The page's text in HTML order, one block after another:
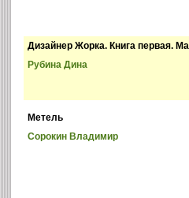
Дизайнер Жорка. Книга первая.
Рубина Дина
Метель
Сорокин Владимир